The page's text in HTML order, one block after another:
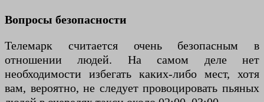
Вопросы безопасности
Телемарк считается очень безопасным в
отношении людей. На самом деле нет
необходимости избегать каких-либо мест, хотя
вам, вероятно, не следует провоцировать пьяных